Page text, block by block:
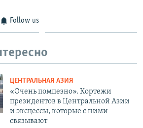
Follow us
ЦЕНТРАЛЬНАЯ АЗИЯ
«Очень помпезно». Кортежи
президентов в Центральной Азии
и эксцессы, которые с ними
связывают